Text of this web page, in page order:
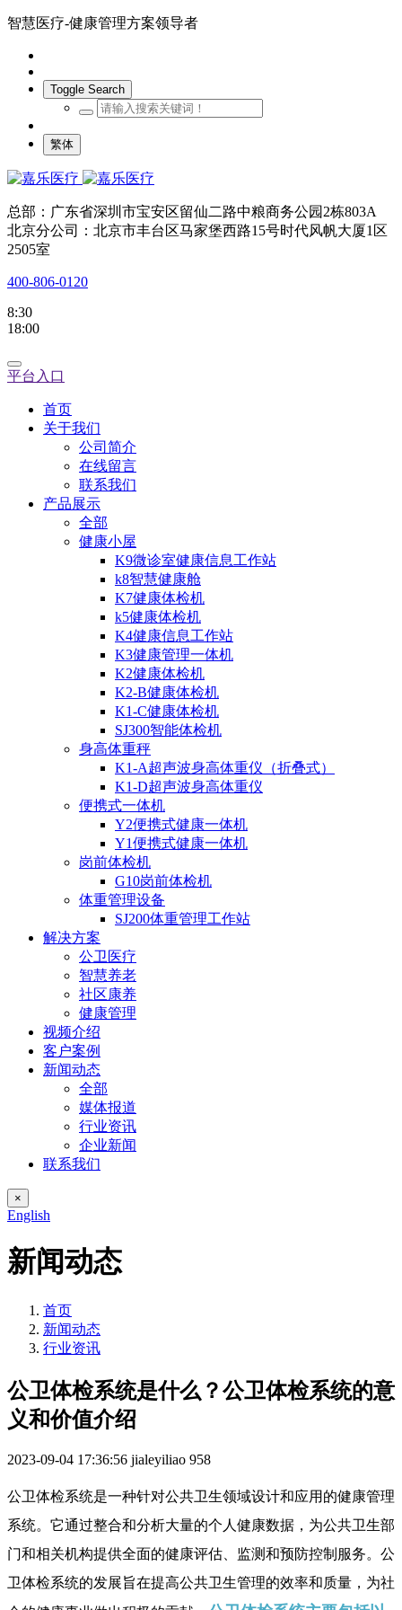
智慧医疗-健康管理方案领导者
Toggle Search
繁体
总部：广东省深圳市宝安区留仙二路中粮商务公园2栋803A
北京分公司：北京市丰台区马家堡西路15号时代风帆大厦1区
2505室
400-806-0120
8:30
18:00
平台入口
首页
关于我们
公司简介
在线留言
联系我们
产品展示
全部
健康小屋
K9微诊室健康信息工作站
k8智慧健康舱
K7健康体检机
k5健康体检机
K4健康信息工作站
K3健康管理一体机
K2健康体检机
K2-B健康体检机
K1-C健康体检机
SJ300智能体检机
身高体重秤
K1-A超声波身高体重仪（折叠式）
K1-D超声波身高体重仪
便携式一体机
Y2便携式健康一体机
Y1便携式健康一体机
岗前体检机
G10岗前体检机
体重管理设备
SJ200体重管理工作站
解决方案
公卫医疗
智慧养老
社区康养
健康管理
视频介绍
客户案例
新闻动态
全部
媒体报道
行业资讯
企业新闻
联系我们
×
English
新闻动态
首页
新闻动态
行业资讯
公卫体检系统是什么？公卫体检系统的意
义和价值介绍
2023-09-04 17:36:56 jialeyiliao 958
公卫体检系统是一种针对公共卫生领域设计和应用的健康管理
系统。它通过整合和分析大量的个人健康数据，为公共卫生部
门和相关机构提供全面的健康评估、监测和预防控制服务。公
卫体检系统的发展旨在提高公共卫生管理的效率和质量，为社